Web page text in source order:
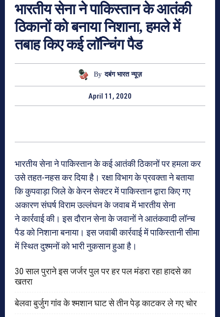
भारतीय सेना ने पाकिस्तान के आतंकी
ठिकानों को बनाया निशाना, हमले में
तबाह किए कई लॉन्चिंग पैड
By दबंग भारत न्यूज़
April 11, 2020
भारतीय सेना ने पाकिस्तान के कई आतंकी ठिकानों पर हमला कर
उसे तहत-नहस कर दिया है। रक्षा विभाग के प्रवक्ता ने बताया
कि कुपवाड़ा जिले के केरन सेक्टर में पाकिस्तान द्वारा किए गए
अकारण संघर्ष विराम उल्लंघन के जवाब में भारतीय सेना
ने कार्रवाई की। इस दौरान सेना के जवानों ने आतंकवादी लॉन्च
पैड को निशाना बनाया। इस जवाबी कार्रवाई में पाकिस्तानी सीमा
में स्थित दुश्मनों को भारी नुकसान हुआ है।
30 साल पुराने इस जर्जर पुल पर हर पल मंडरा रहा हादसे का
खतरा
बेलवा बुर्जुग गांव के श्मशान घाट से तीन पेड़ काटकर ले गए चोर